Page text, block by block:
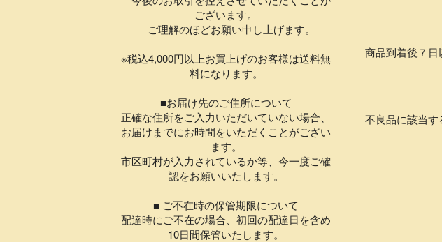
ございます。
ご理解のほどお願い申し上げます。
※税込4,000円以上お買上げのお客様は送料無
料になります。
■お届け先のご住所について
正確な住所をご入力いただいていない場合、
お届けまでにお時間をいただくことがござい
ます。
市区町村が入力されているか等、今一度ご確
認をお願いいたします。
■ ご不在時の保管期限について
配達時にご不在の場合、初回の配達日を含め
10日間保管いたします。
商品到着後７日
不良品に該当す